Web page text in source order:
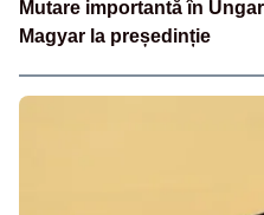
Mutare importantă în
Magyar la președinție